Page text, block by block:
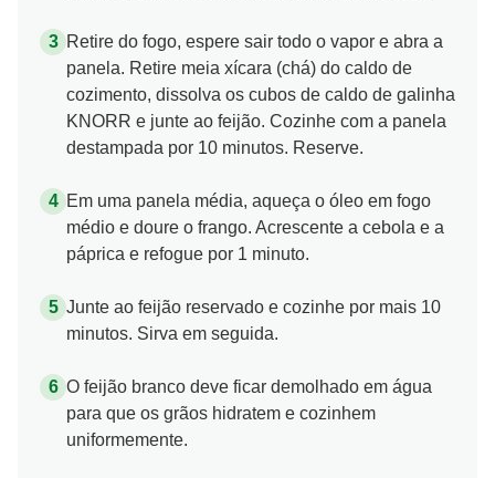
Retire do fogo, espere sair todo o vapor e abra a
panela. Retire meia xícara (chá) do caldo de
cozimento, dissolva os cubos de caldo de galinha
KNORR e junte ao feijão. Cozinhe com a panela
destampada por 10 minutos. Reserve.
Em uma panela média, aqueça o óleo em fogo
médio e doure o frango. Acrescente a cebola e a
páprica e refogue por 1 minuto.
Junte ao feijão reservado e cozinhe por mais 10
minutos. Sirva em seguida.
O feijão branco deve ficar demolhado em água
para que os grãos hidratem e cozinhem
uniformemente.